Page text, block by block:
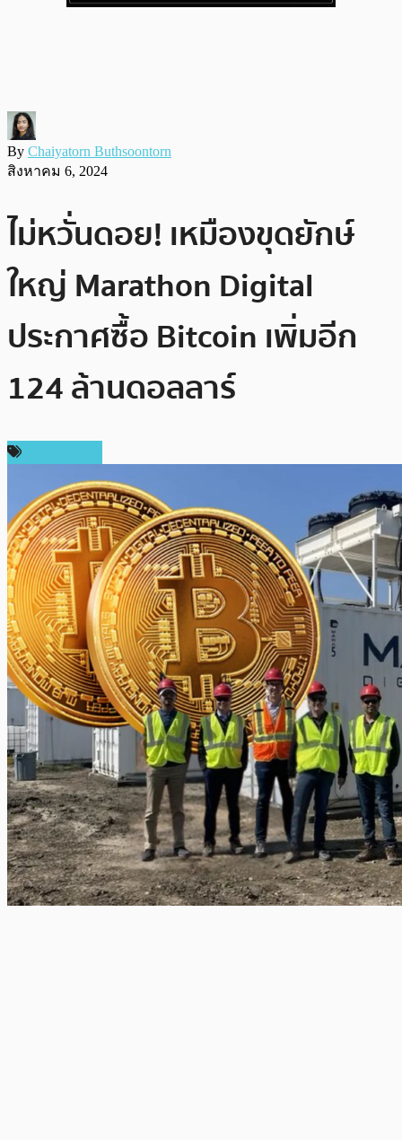
By Chaiyatorn Buthsoontorn
สิงหาคม 6, 2024
ไม่หวั่นดอย! เหมืองขุดยักษ์
ใหญ่ Marathon Digital
ประกาศซื้อ Bitcoin เพิ่มอีก
124 ล้านดอลลาร์